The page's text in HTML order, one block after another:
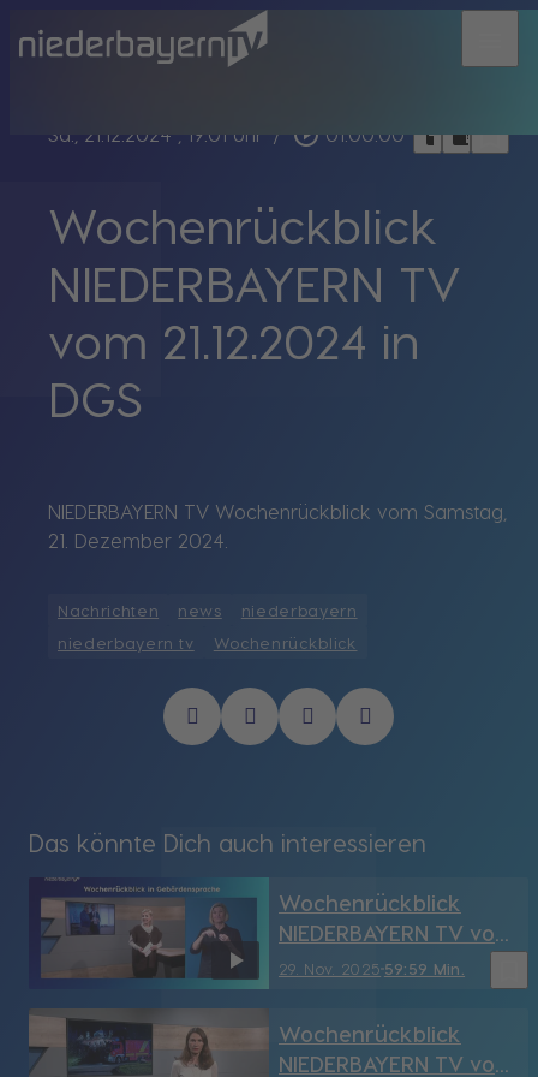
Sa., 21.12.2024 , 19:01 Uhr / play_circle_outline 01:00:00 headphoneschrome_reader_modebookmark_border
Wochenrückblick
NIEDERBAYERN TV
vom 21.12.2024 in
DGS
NIEDERBAYERN TV Wochenrückblick vom Samstag,
21. Dezember 2024.
Nachrichten news
niederbayern
niederbayern tv
Wochenrückblick
Das könnte Dich auch interessieren
29. Nov. 202559:59 Min.
Wochenrückblick
NIEDERBAYERN TV vom
29.11.2025
Wochenrückblick
NIEDERBAYERN TV vom